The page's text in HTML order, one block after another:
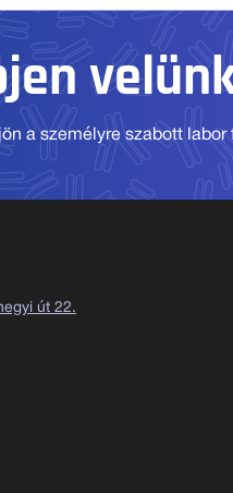
a személyre szabott
út 22.